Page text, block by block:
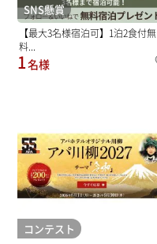
SNS懸賞
【最大3名様宿泊可】1泊2食付無
料...
1名様
コンテスト